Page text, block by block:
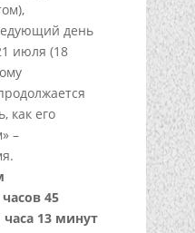
день
июля (18
как его
–
45
13 минут